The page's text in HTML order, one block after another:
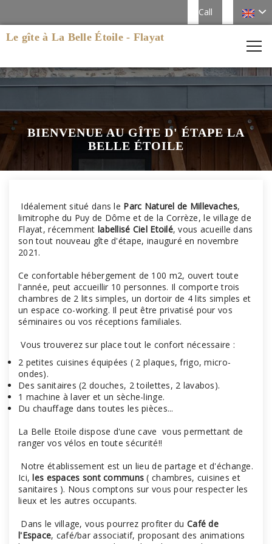
Call
Le gîte à La Belle Étoile - Flayat
BIENVENUE AU GÎTE D' ÉTAPE LA
BELLE ÉTOILE
Idéalement situé dans le Parc Naturel de Millevaches,
limitrophe du Puy de Dôme et de la Corrèze, le village de
Flayat, récemmentlabellisé Ciel Etoilé, vous acueille dans
son tout nouveau gîte d'étape, inauguré en novembre
2021.
Ce confortable hébergement de 100 m2, ouvert toute
l'année, peut accueillir 10 personnes. Il comporte trois
chambres de 2 lits simples, un dortoir de 4 lits simples et
un espace co-working. Il peut être privatisé pour vos
séminaires ou vos réceptions familiales.
Vous trouverez sur place tout le confort nécessaire :
2 petites cuisines équipées ( 2 plaques, frigo, micro-
ondes).
Des sanitaires (2 douches, 2 toilettes, 2 lavabos).
1 machine à laver et un sèche-linge.
Du chauffage dans toutes les pièces...
La Belle Etoile dispose d'une cave vous permettant de
ranger vos vélos en toute sécurité!!
Notre établissement est un lieu de partage et d'échange.
Ici, les espaces sont communs ( chambres, cuisines et
sanitaires ). Nous comptons sur vous pour respecter les
lieux et les autres occupants.
Dans le village, vous pourrez profiter duCafé de
l'Espace, café/bar associatif, proposant des animations